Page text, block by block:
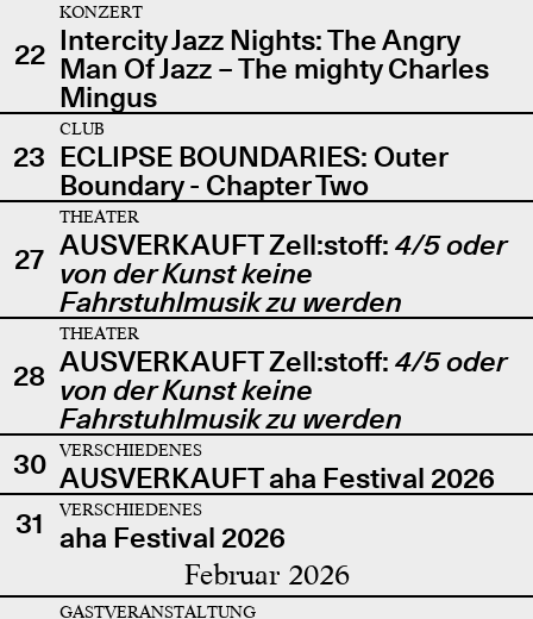
22
KONZERT
Intercity Jazz Nights: The Angry
Man Of Jazz – The mighty Charles
Mingus
23
CLUB
ECLIPSE BOUNDARIES: Outer
Boundary - Chapter Two
27
THEATER
AUSVERKAUFT Zell:stoff: 4/5 oder
von der Kunst keine
Fahrstuhlmusik zu werden
28
THEATER
AUSVERKAUFT Zell:stoff: 4/5 oder
von der Kunst keine
Fahrstuhlmusik zu werden
30
VERSCHIEDENES
AUSVERKAUFT aha Festival 2026
31
VERSCHIEDENES
aha Festival 2026
Februar 2026
GASTVERANSTALTUNG